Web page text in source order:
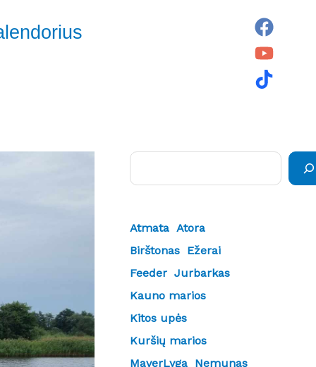
Atmata Atora
Birštonas Ežerai
Feeder Jurbarkas
Kauno marios
Kitos upės
Kuršių marios
MaverLyga Nemunas